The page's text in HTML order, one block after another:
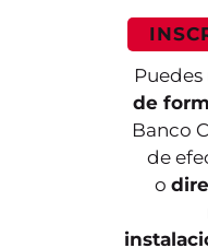
de
Banco
de
o